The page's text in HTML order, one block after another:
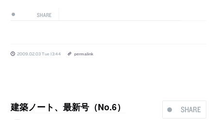
SHARE
2009.02.03 Tue 13:44 permalink
SHARE
建築ノート、最新号（No.6）